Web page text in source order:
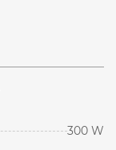
300 W